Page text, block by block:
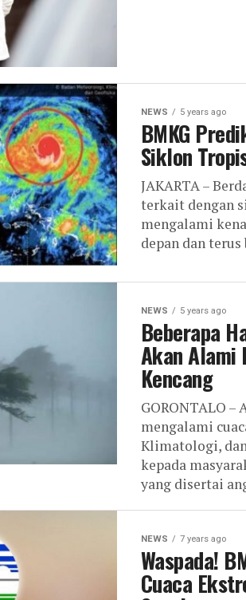
NEWS 5 years ago
BMKG
Siklon
JAKARTA –
terkait dengan
mengalami
depan dan
NEWS 5 years ago
Beberapa
Akan Alami
Kencang
GORONTALO
mengalami
Klimatologi,
kepada
yang disertai
NEWS 7 years ago
Waspada!
Cuaca